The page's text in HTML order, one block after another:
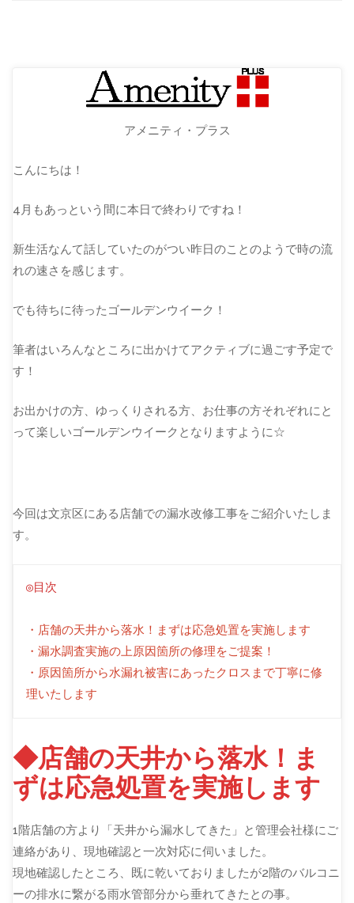
アメニティ・プラス
こんにちは！
4月もあっという間に本日で終わりですね！
新生活なんて話していたのがつい昨日のことのようで時の流
れの速さを感じます。
でも待ちに待ったゴールデンウイーク！
筆者はいろんなところに出かけてアクティブに過ごす予定で
す！
お出かけの方、ゆっくりされる方、お仕事の方それぞれにと
って楽しいゴールデンウイークとなりますように☆
今回は文京区にある店舗での漏水改修工事をご紹介いたしま
す。
◎目次
・店舗の天井から落水！まずは応急処置を実施します
・漏水調査実施の上原因箇所の修理をご提案！
・原因箇所から水漏れ被害にあったクロスまで丁寧に修
理いたします
◆店舗の天井から落水！ま
ずは応急処置を実施します
1階店舗の方より「天井から漏水してきた」と管理会社様にご
連絡があり、現地確認と一次対応に伺いました。
現地確認したところ、既に乾いておりましたが2階のバルコニ
ーの排水に繋がる雨水管部分から垂れてきたとの事。